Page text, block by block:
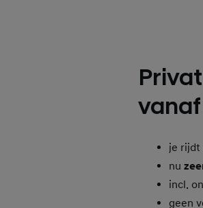
je rijdt
nu
incl.
geen